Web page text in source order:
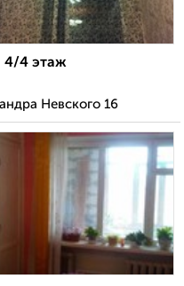
4/4 этаж
Невского 16